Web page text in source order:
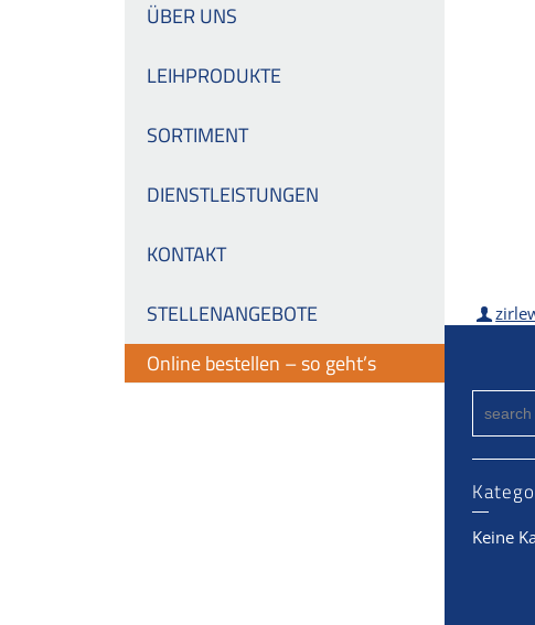
ÜBER UNS
LEIHPRODUKTE
SORTIMENT
DIENSTLEISTUNGEN
KONTAKT
STELLENANGEBOTE
Online bestellen – so geht’s
Keine